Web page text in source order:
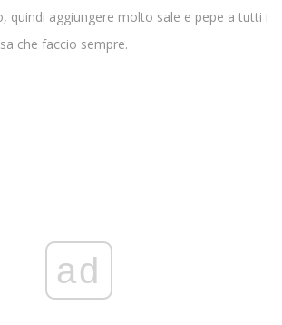
quindi aggiungere molto sale e pepe a tutti i
che faccio sempre.
ad